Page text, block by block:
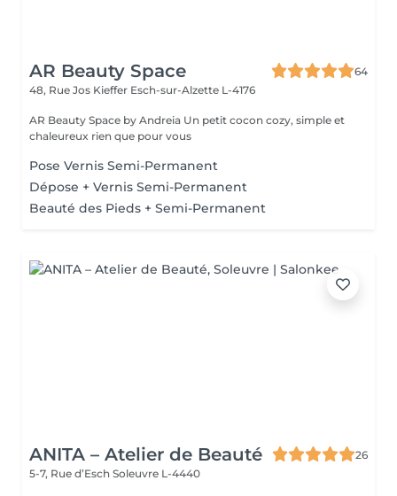
AR Beauty Space
64
48, Rue Jos Kieffer Esch-sur-Alzette L-4176
AR Beauty Space by Andreia Un petit cocon cozy, simple et
chaleureux rien que pour vous
Pose Vernis Semi-Permanent
Dépose + Vernis Semi-Permanent
Beauté des Pieds + Semi-Permanent
ANITA – Atelier de Beauté
26
5-7, Rue d’Esch Soleuvre L-4440